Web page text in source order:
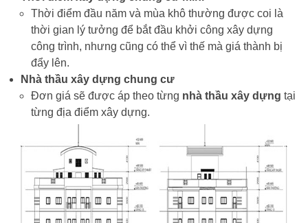
Thời điểm đầu năm và mùa khô thường được coi là
thời gian lý tưởng để bắt đầu khởi công xây dựng
công trình, nhưng cũng có thể vì thế mà giá thành bị
đẩy lên.
Nhà thầu xây dựng chung cư
Đơn giá sẽ được áp theo từng nhà thầu xây dựng tại
từng địa điểm xây dựng.